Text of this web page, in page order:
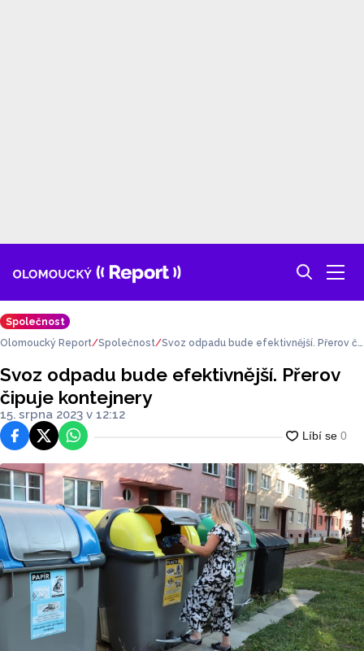
Společnost
Olomoucký Report Společnost Svoz odpadu bude efektivnější. Přerov či
Svoz odpadu bude efektivnější. Přerov
čipuje kontejnery
15. srpna 2023 v 12:12
FacebookPlatforma X
WhatsApp